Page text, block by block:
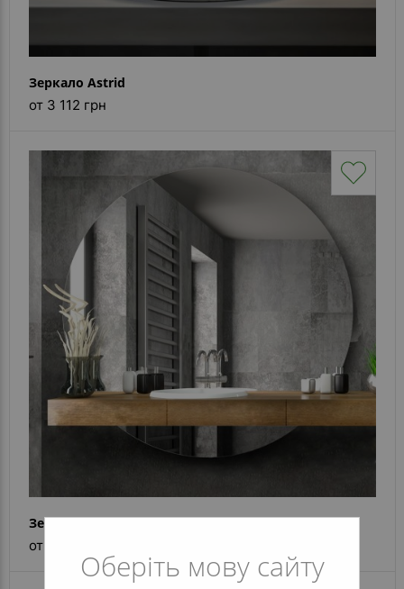
Оберіть мову сайту
Зеркало Astrid
от 3 112 грн
Зеркало Sun Rise 3
от 5 116 грн